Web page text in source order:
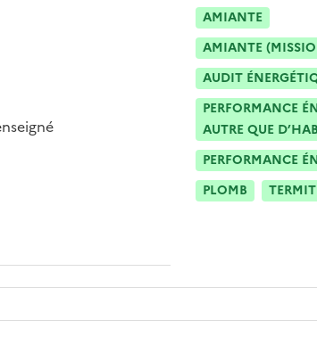
AMIANTE
AMIANTE
AUDIT
PERFORMANCE
AUTRE QUE
PERFORMANCE
PLOMB